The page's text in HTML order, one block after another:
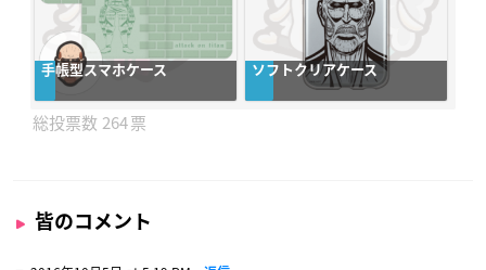
手帳型スマホケース ソフトクリアケース
264
皆のコメント